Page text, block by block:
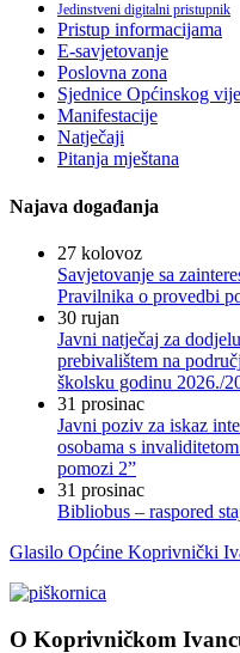
Jedinstveni digitalni pristupnik
Pristup informacijama
E-savjetovanje
Poslovna zona
Sjednice Općinskog
Manifestacije
Natječaji
Pitanja mještana
Najava događanja
27 kolovoz
Savjetovanje sa
Pravilnika o provedbi
30 rujan
Javni natječaj za
prebivalištem na
školsku godinu 2026./
31 prosinac
Javni poziv za iskaz
osobama s
pomozi 2”
31 prosinac
Bibliobus – raspored
Glasilo Općine Koprivnički
O Koprivničkom